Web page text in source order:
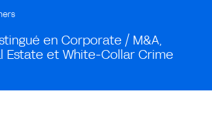
en Corporate / M&A,
Estate et White-Collar Crime